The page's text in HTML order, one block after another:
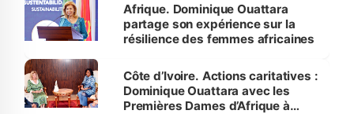
Afrique. Dominique Ouattara
partage son expérience sur la
résilience des femmes africaines
Côte d’Ivoire. Actions caritatives :
Dominique Ouattara avec les
Premières Dames d’Afrique à